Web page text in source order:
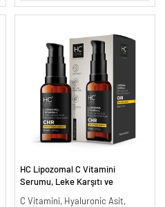
HC Lipozomal C Vitamini
Serumu, Leke Karşıtı ve
C Vitamini, Hyaluronic Asit,